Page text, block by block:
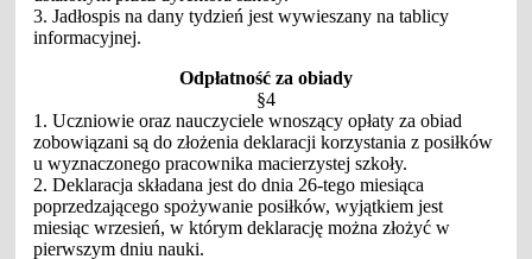
3. Jadłospis na dany tydzień jest wywieszany na tablicy
informacyjnej.
Odpłatność za obiady
§4
1. Uczniowie oraz nauczyciele wnoszący opłaty za obiad
zobowiązani są do złożenia deklaracji korzystania z posiłków
u wyznaczonego pracownika macierzystej szkoły.
2. Deklaracja składana jest do dnia 26-tego miesiąca
poprzedzającego spożywanie posiłków, wyjątkiem jest
miesiąc wrzesień, w którym deklarację można złożyć w
pierwszym dniu nauki.